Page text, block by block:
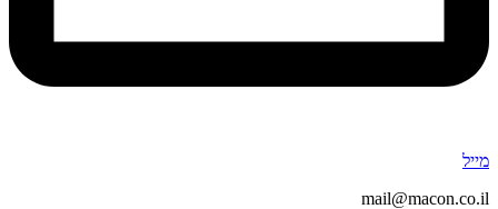
מייל
mail@macon.co.il